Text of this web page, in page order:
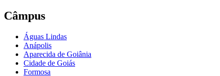
Câmpus
Águas Lindas
Anápolis
Aparecida de Goiânia
Cidade de Goiás
Formosa